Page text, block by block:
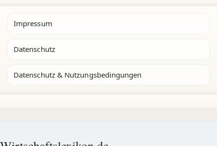
Impressum
Datenschutz
Datenschutz & Nutzungsbedingungen